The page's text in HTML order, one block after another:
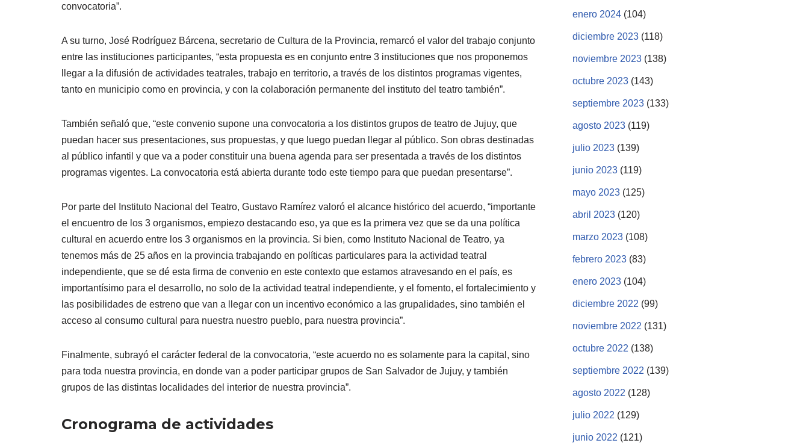
convocatoria”.
A su turno, José Rodríguez Bárcena, secretario de Cultura de la Provincia, remarcó el valor del trabajo conjunto
entre las instituciones participantes, “esta propuesta es en conjunto entre 3 instituciones que nos proponemos
llegar a la difusión de actividades teatrales, trabajo en territorio, a través de los distintos programas vigentes,
tanto en municipio como en provincia, y con la colaboración permanente del instituto del teatro también”.
También señaló que, “este convenio supone una convocatoria a los distintos grupos de teatro de Jujuy, que
puedan hacer sus presentaciones, sus propuestas, y que luego puedan llegar al público. Son obras destinadas
al público infantil y que va a poder constituir una buena agenda para ser presentada a través de los distintos
programas vigentes. La convocatoria está abierta durante todo este tiempo para que puedan presentarse”.
Por parte del Instituto Nacional del Teatro, Gustavo Ramírez valoró el alcance histórico del acuerdo, “importante
el encuentro de los 3 organismos, empiezo destacando eso, ya que es la primera vez que se da una política
cultural en acuerdo entre los 3 organismos en la provincia. Si bien, como Instituto Nacional de Teatro, ya
tenemos más de 25 años en la provincia trabajando en políticas particulares para la actividad teatral
independiente, que se dé esta firma de convenio en este contexto que estamos atravesando en el país, es
importantísimo para el desarrollo, no solo de la actividad teatral independiente, y el fomento, el fortalecimiento y
las posibilidades de estreno que van a llegar con un incentivo económico a las grupalidades, sino también el
acceso al consumo cultural para nuestra nuestro pueblo, para nuestra provincia”.
Finalmente, subrayó el carácter federal de la convocatoria, “este acuerdo no es solamente para la capital, sino
para toda nuestra provincia, en donde van a poder participar grupos de San Salvador de Jujuy, y también
grupos de las distintas localidades del interior de nuestra provincia”.
Cronograma de actividades
enero 2024 (104)
diciembre 2023 (118)
noviembre 2023 (138)
octubre 2023 (143)
septiembre 2023 (133)
agosto 2023 (119)
julio 2023 (139)
junio 2023 (119)
mayo 2023 (125)
abril 2023 (120)
marzo 2023 (108)
febrero 2023 (83)
enero 2023 (104)
diciembre 2022 (99)
noviembre 2022 (131)
octubre 2022 (138)
septiembre 2022 (139)
agosto 2022 (128)
julio 2022 (129)
junio 2022 (121)